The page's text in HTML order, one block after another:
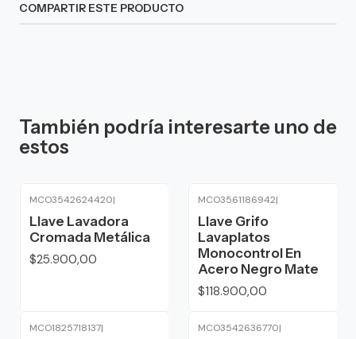
COMPARTIR ESTE PRODUCTO
También podría interesarte uno de
estos
MCO3542624420|
Llave Lavadora
Cromada Metálica
$25.900,00
MCO3561186942|
Llave Grifo
Lavaplatos
Monocontrol En
Acero Negro Mate
$118.900,00
MCO1825718137| MCO3542636770|